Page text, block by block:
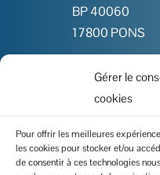
Gérer le
cookies
Pour offrir les meilleures
les cookies pour stocker et/ou
de consentir à ces technologies
BP 40060
17800 PONS
05 46 91 86 00